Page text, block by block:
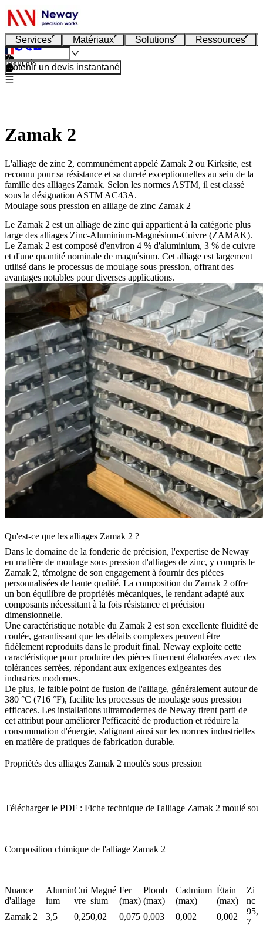
Services Matériaux Solutions Ressources
Français
Obtenir un devis instantané
Zamak 2
L'alliage de zinc 2, communément appelé Zamak 2 ou Kirksite, est
reconnu pour sa résistance et sa dureté exceptionnelles au sein de la
famille des alliages Zamak. Selon les normes ASTM, il est classé
sous la désignation ASTM AC43A.
Moulage sous pression en alliage de zinc Zamak 2
Le Zamak 2 est un alliage de zinc qui appartient à la catégorie plus
large des alliages Zinc-Aluminium-Magnésium-Cuivre (ZAMAK).
Le Zamak 2 est composé d'environ 4 % d'aluminium, 3 % de cuivre
et d'une quantité nominale de magnésium. Cet alliage est largement
utilisé dans le processus de moulage sous pression, offrant des
avantages notables pour diverses applications.
Qu'est-ce que les alliages Zamak 2 ?
Dans le domaine de la fonderie de précision, l'expertise de Neway
en matière de moulage sous pression d'alliages de zinc, y compris le
Zamak 2, témoigne de son engagement à fournir des pièces
personnalisées de haute qualité. La composition du Zamak 2 offre
un bon équilibre de propriétés mécaniques, le rendant adapté aux
composants nécessitant à la fois résistance et précision
dimensionnelle.
Une caractéristique notable du Zamak 2 est son excellente fluidité de
coulée, garantissant que les détails complexes peuvent être
fidèlement reproduits dans le produit final. Neway exploite cette
caractéristique pour produire des pièces finement élaborées avec des
tolérances serrées, répondant aux exigences exigeantes des
industries modernes.
De plus, le faible point de fusion de l'alliage, généralement autour de
380 °C (716 °F), facilite les processus de moulage sous pression
efficaces. Les installations ultramodernes de Neway tirent parti de
cet attribut pour améliorer l'efficacité de production et réduire la
consommation d'énergie, s'alignant ainsi sur les normes industrielles
en matière de pratiques de fabrication durable.
Propriétés des alliages Zamak 2 moulés sous pression
Télécharger le PDF : Fiche technique de l'alliage Zamak 2 moulé
Composition chimique de l'alliage Zamak 2
Nuance
d'alliage
Alumin
ium
Cui
vre
Magné
sium
Fer
(max)
Plomb
(max)
Cadmium
(max)
Étain
(max)
Zi
nc
Zamak 2
3,5 0,250,02 0,075 0,003 0,002 0,002
95,
7